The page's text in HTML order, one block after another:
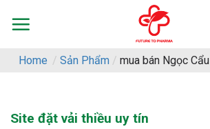
Home / Sản Phẩm / mua bán Ngọc Cẩu
Site đặt vải thiều uy tín